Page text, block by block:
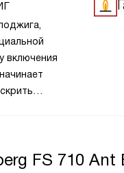
включения
FS 710 Ant